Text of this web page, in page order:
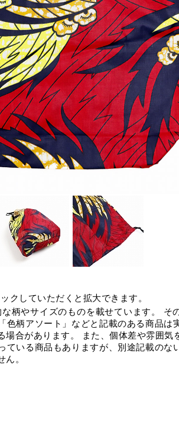
クしていただくと拡大できます。
柄やサイズのものを載せています。 そ
色柄アソート」などと記載のある商品は
場合があります。 また、個体差や雰囲気
ている商品もありますが、別途記載のな
ん。